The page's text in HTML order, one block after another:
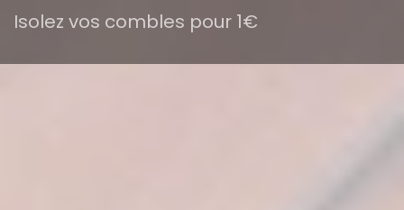
Isolez vos combles pour 1€